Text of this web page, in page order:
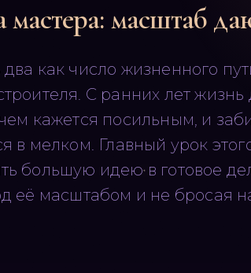
масштаб
как число жизненного
С ранних лет
кажется посильным, и
в мелком. Главный урок
большую идею в готовое
её масштабом и не бросая